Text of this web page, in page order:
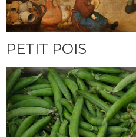
PETIT POIS